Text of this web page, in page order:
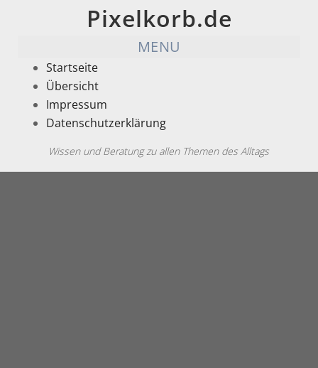
Pixelkorb.de
MENU
Startseite
Übersicht
Impressum
Datenschutzerklärung
Wissen und Beratung zu allen Themen des Alltags